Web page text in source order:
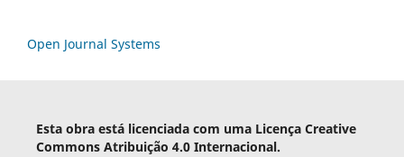
Open Journal Systems
Esta obra está licenciada com uma Licença Creative
Commons Atribuição 4.0 Internacional.